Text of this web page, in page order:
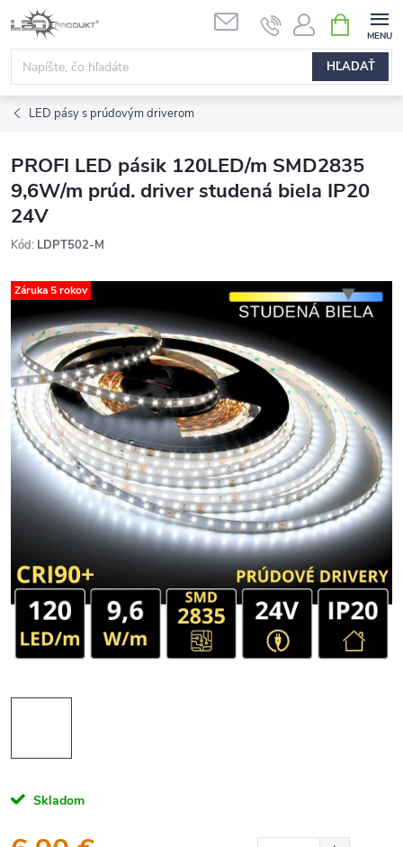
Prejsť
na
obsah
HĽADAŤ
KOŠÍK
LED pásy s prúdovým driverom
PROFI LED pásik 120LED/m SMD2835
9,6W/m prúd. driver studená biela IP20
24V
Kód: LDPT502-M
Záruka 5 rokov
Skladom